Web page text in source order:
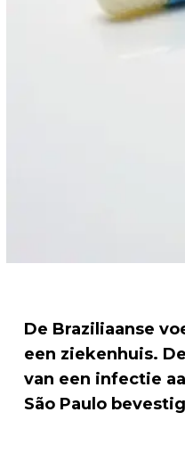
De Braziliaanse
een ziekenhuis.
van een infectie
São Paulo